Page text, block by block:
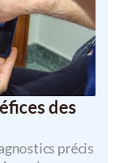
des
précis